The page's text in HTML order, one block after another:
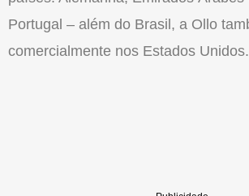
Portugal – além do Brasil, a Ollo
comercialmente nos Estados Unidos.